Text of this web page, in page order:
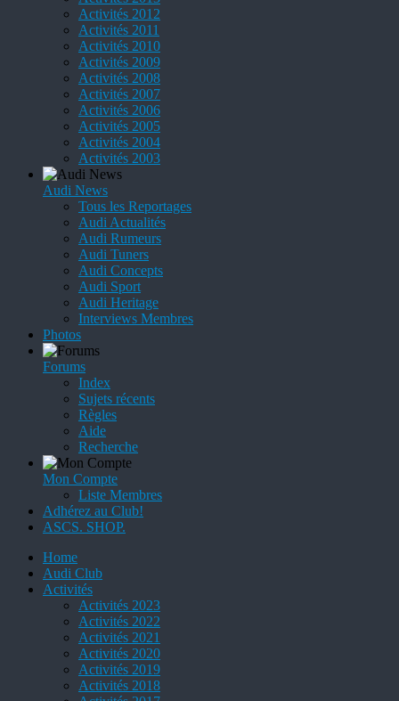
Activités 2012
Activités 2011
Activités 2010
Activités 2009
Activités 2008
Activités 2007
Activités 2006
Activités 2005
Activités 2004
Activités 2003
Audi News
Tous les Reportages
Audi Actualités
Audi Rumeurs
Audi Tuners
Audi Concepts
Audi Sport
Audi Heritage
Interviews Membres
Photos
Forums
Index
Sujets récents
Règles
Aide
Recherche
Mon Compte
Liste Membres
Adhérez au Club!
ASCS. SHOP.
Home
Audi Club
Activités
Activités 2023
Activités 2022
Activités 2021
Activités 2020
Activités 2019
Activités 2018